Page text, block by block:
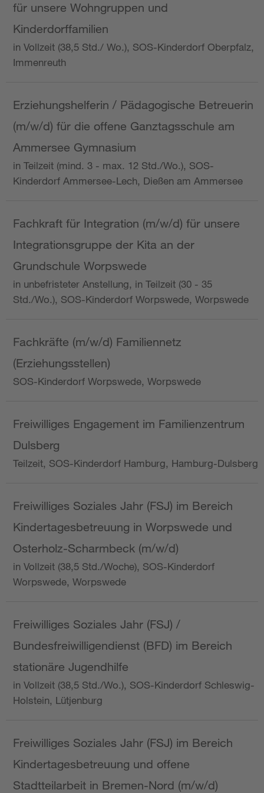
für unsere Wohngruppen und
Kinderdorffamilien
in Vollzeit (38,5 Std./ Wo.), SOS-Kinderdorf Oberpfalz,
Immenreuth
Erziehungshelferin / Pädagogische Betreuerin
(m/w/d) für die offene Ganztagsschule am
Ammersee Gymnasium
in Teilzeit (mind. 3 - max. 12 Std./Wo.), SOS-
Kinderdorf Ammersee-Lech, Dießen am Ammersee
Fachkraft für Integration (m/w/d) für unsere
Integrationsgruppe der Kita an der
Grundschule Worpswede
in unbefristeter Anstellung, in Teilzeit (30 - 35
Std./Wo.), SOS-Kinderdorf Worpswede, Worpswede
Fachkräfte (m/w/d) Familiennetz
(Erziehungsstellen)
SOS-Kinderdorf Worpswede, Worpswede
Freiwilliges Engagement im Familienzentrum
Dulsberg
Teilzeit, SOS-Kinderdorf Hamburg, Hamburg-Dulsberg
Freiwilliges Soziales Jahr (FSJ) im Bereich
Kindertagesbetreuung in Worpswede und
Osterholz-Scharmbeck (m/w/d)
in Vollzeit (38,5 Std./Woche), SOS-Kinderdorf
Worpswede, Worpswede
Freiwilliges Soziales Jahr (FSJ) /
Bundesfreiwilligendienst (BFD) im Bereich
stationäre Jugendhilfe
in Vollzeit (38,5 Std./Wo.), SOS-Kinderdorf Schleswig-
Holstein, Lütjenburg
Freiwilliges Soziales Jahr (FSJ) im Bereich
Kindertagesbetreuung und offene
Stadtteilarbeit in Bremen-Nord (m/w/d)